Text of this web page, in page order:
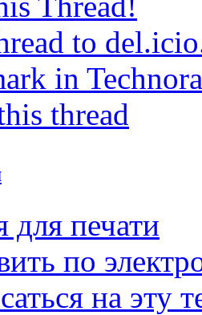
to
in
thread
для печати
по
на эту